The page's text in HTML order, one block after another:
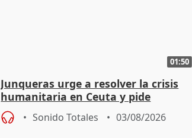
01:50
Junqueras urge a resolver la crisis
humanitaria en Ceuta y pide
responsabilidad a la UE
Sonido Totales 03/08/2026